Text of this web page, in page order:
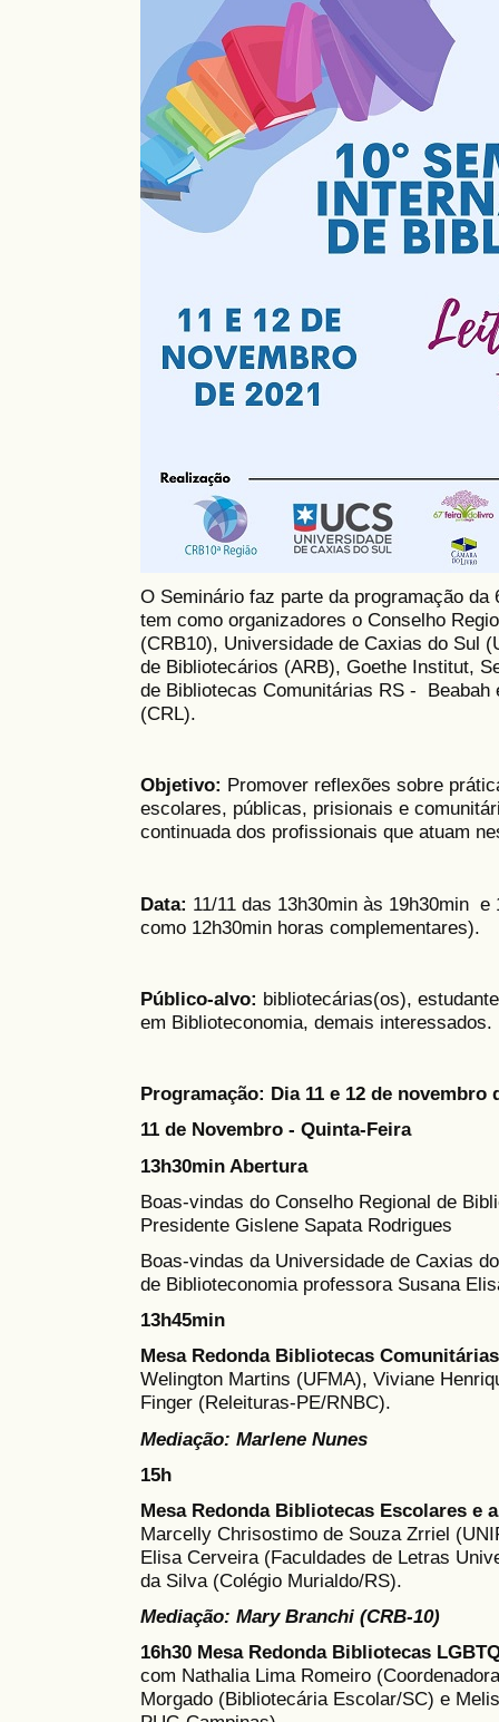
O Seminário faz parte da programação da
tem como organizadores o Conselho
(CRB10), Universidade de Caxias do Sul
de Bibliotecários (ARB), Goethe Institut,
de Bibliotecas Comunitárias RS - Beabah
(CRL).
Objetivo: Promover reflexões sobre
escolares, públicas, prisionais e
continuada dos profissionais que atuam
Data: 11/11 das 13h30min às 19h30min
como 12h30min horas complementares).
Público-alvo: bibliotecárias(os),
em Biblioteconomia, demais interessados.
Programação: Dia 11 e 12 de novembro
11 de Novembro - Quinta-Feira
13h30min Abertura
Boas-vindas do Conselho Regional de
Presidente Gislene Sapata Rodrigues
Boas-vindas da Universidade de Caxias
de Biblioteconomia professora Susana
13h45min
Mesa RedondaBibliotecas
Welington Martins (UFMA), Viviane
Finger (Releituras-PE/RNBC).
Mediação: Marlene Nunes
15h
Mesa Redonda Bibliotecas Escolares e
Marcelly Chrisostimo de Souza Zrriel
Elisa Cerveira (Faculdades de Letras
da Silva (Colégio Murialdo/RS).
Mediação: Mary Branchi (CRB-10)
16h30 Mesa Redonda Bibliotecas
com Nathalia Lima Romeiro
Morgado (Bibliotecária Escolar/SC) e